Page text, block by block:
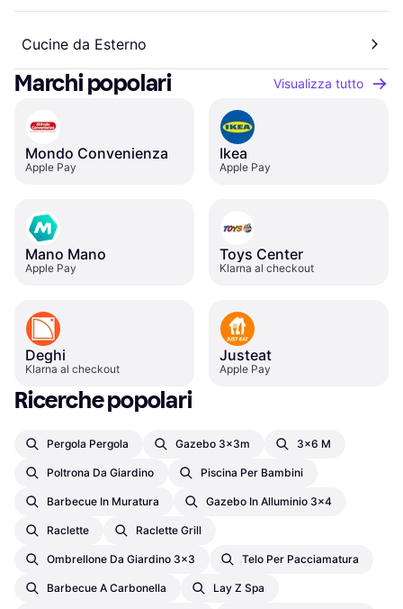
Cucine da Esterno
Marchi popolari Visualizza tutto
Mondo Convenienza
Apple Pay
Ikea
Apple Pay
Mano Mano
Apple Pay
Toys Center
Klarna al checkout
Deghi
Klarna al checkout
Justeat
Apple Pay
Ricerche popolari
Pergola Pergola Gazebo 3x3m 3x6 M
Poltrona Da Giardino Piscina Per Bambini
Barbecue In Muratura Gazebo In Alluminio 3x4
Raclette Raclette Grill
Ombrellone Da Giardino 3x3 Telo Per Pacciamatura
Barbecue A Carbonella Lay Z Spa